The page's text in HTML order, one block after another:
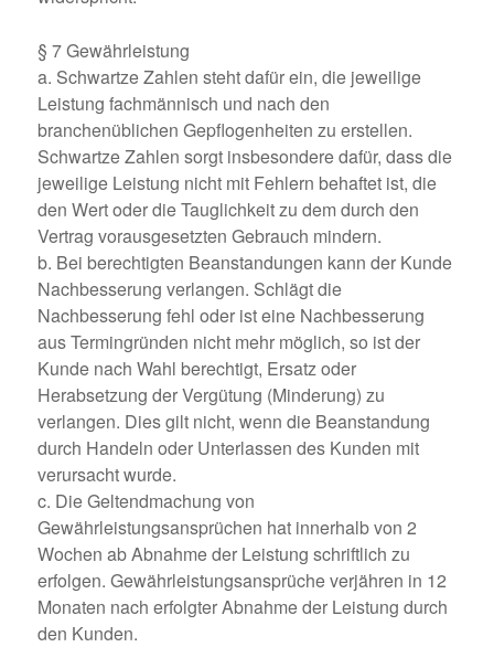
§ 7 Gewährleistung
a. Schwartze Zahlen steht dafür ein, die jeweilige
Leistung fachmännisch und nach den
branchenüblichen Gepflogenheiten zu erstellen.
Schwartze Zahlen sorgt insbesondere dafür, dass die
jeweilige Leistung nicht mit Fehlern behaftet ist, die
den Wert oder die Tauglichkeit zu dem durch den
Vertrag vorausgesetzten Gebrauch mindern.
b. Bei berechtigten Beanstandungen kann der Kunde
Nachbesserung verlangen. Schlägt die
Nachbesserung fehl oder ist eine Nachbesserung
aus Termingründen nicht mehr möglich, so ist der
Kunde nach Wahl berechtigt, Ersatz oder
Herabsetzung der Vergütung (Minderung) zu
verlangen. Dies gilt nicht, wenn die Beanstandung
durch Handeln oder Unterlassen des Kunden mit
verursacht wurde.
c. Die Geltendmachung von
Gewährleistungsansprüchen hat innerhalb von 2
Wochen ab Abnahme der Leistung schriftlich zu
erfolgen. Gewährleistungsansprüche verjähren in 12
Monaten nach erfolgter Abnahme der Leistung durch
den Kunden.